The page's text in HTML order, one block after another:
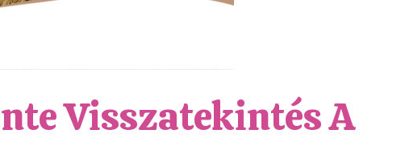
Visszatekintés A